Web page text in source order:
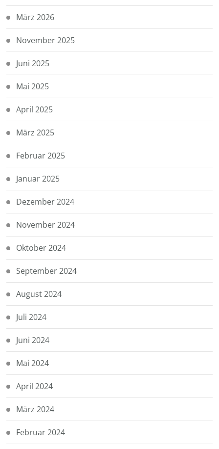
März 2026
November 2025
Juni 2025
Mai 2025
April 2025
März 2025
Februar 2025
Januar 2025
Dezember 2024
November 2024
Oktober 2024
September 2024
August 2024
Juli 2024
Juni 2024
Mai 2024
April 2024
März 2024
Februar 2024